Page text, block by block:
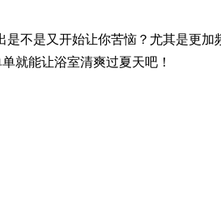
不是又开始让你苦恼？尤其是更
就能让浴室清爽过夏天吧！